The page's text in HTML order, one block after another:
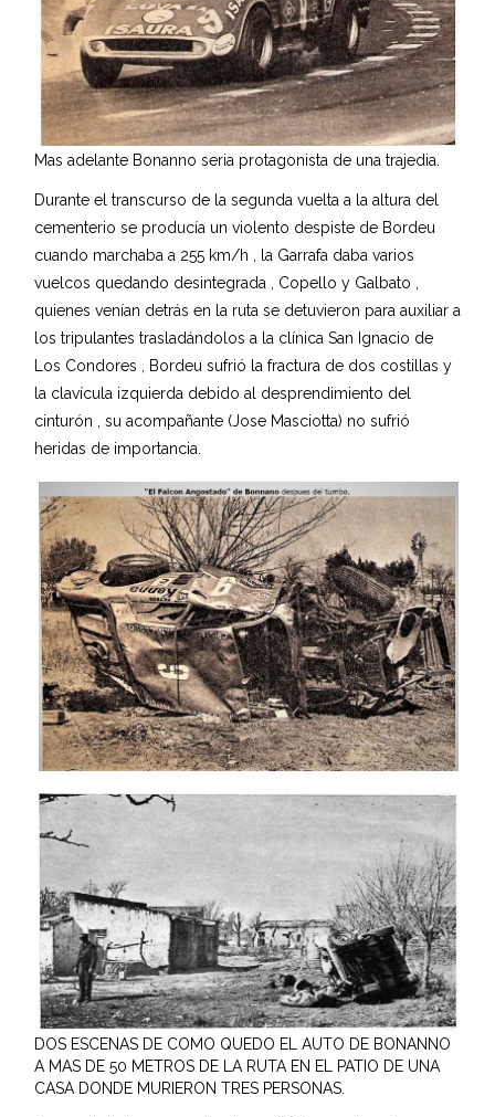
Mas adelante Bonanno seria protagonista de una trajedia.
Durante el transcurso de la segunda vuelta a la altura del
cementerio se producía un violento despiste de Bordeu
cuando marchaba a 255 km/h , la Garrafa daba varios
vuelcos quedando desintegrada , Copello y Galbato ,
quienes venían detrás en la ruta se detuvieron para auxiliar a
los tripulantes trasladándolos a la clínica San Ignacio de
Los Condores , Bordeu sufrió la fractura de dos costillas y
la clavícula izquierda debido al desprendimiento del
cinturón , su acompañante (Jose Masciotta) no sufrió
heridas de importancia.
DOS ESCENAS DE COMO QUEDO EL AUTO DE BONANNO
A MAS DE 50 METROS DE LA RUTA EN EL PATIO DE UNA
CASA DONDE MURIERON TRES PERSONAS.